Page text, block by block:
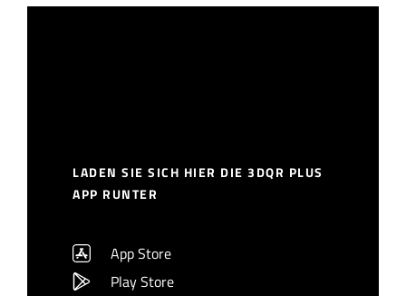
LADEN SIE SICH HIER DIE 3DQR PLUS
APP RUNTER
App Store
Play Store